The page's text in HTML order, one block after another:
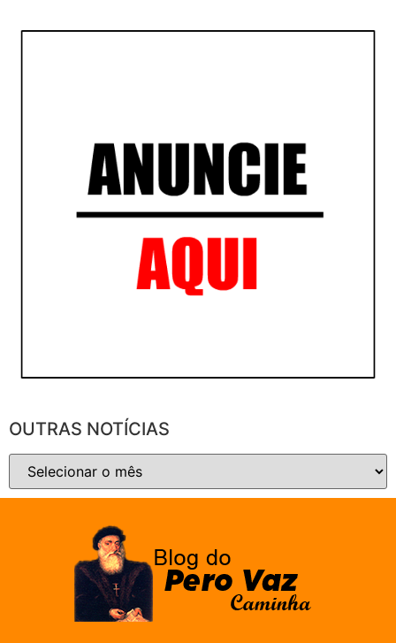
OUTRAS NOTÍCIAS